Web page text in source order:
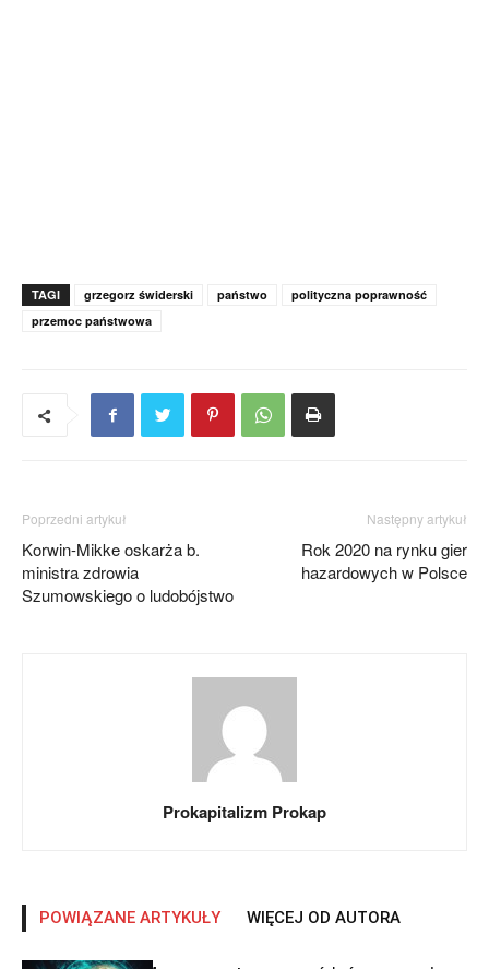
TAGI grzegorz świderski państwo
polityczna poprawność
przemoc państwowa
Poprzedni artykuł
Korwin-Mikke oskarża b.
ministra zdrowia
Szumowskiego o ludobójstwo
Następny artykuł
Rok 2020 na rynku gier
hazardowych w Polsce
Prokapitalizm Prokap
POWIĄZANE ARTYKUŁY WIĘCEJ OD AUTORA